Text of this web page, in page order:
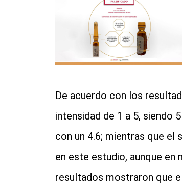
De acuerdo con los
intensidad de 1 a 5, siendo
con un 4.6; mientras que el
en este estudio, aunque en
resultados mostraron que